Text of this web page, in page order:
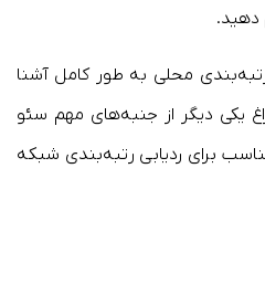
دهید.
محلی به طور کامل آشنا
یکی دیگر از جنبه‌های مهم سئو
برای ردیابی رتبه‌بندی شبکه